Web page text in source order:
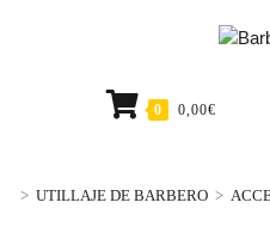
0 0,00€
> UTILLAJE DE BARBERO >